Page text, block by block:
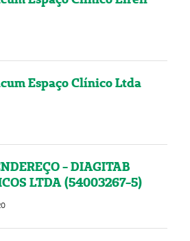
Espaço Clínico Ltda
- DIAGITAB
LTDA (54003267-5)